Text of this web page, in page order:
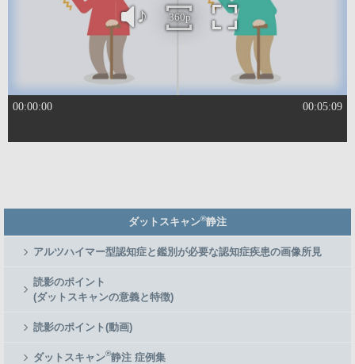
ダットスキャン®静注
アルツハイマー型認知症と鑑別が必要な認知症疾患の画像所見
読影のポイント
(ダットスキャンの意義と特徴)
読影のポイント(動画)
ダットスキャン®静注 症例集